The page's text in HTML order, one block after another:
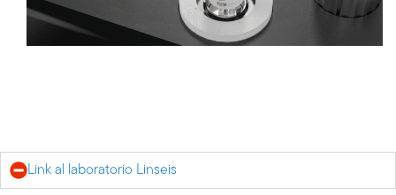
Link al laboratorio Linseis